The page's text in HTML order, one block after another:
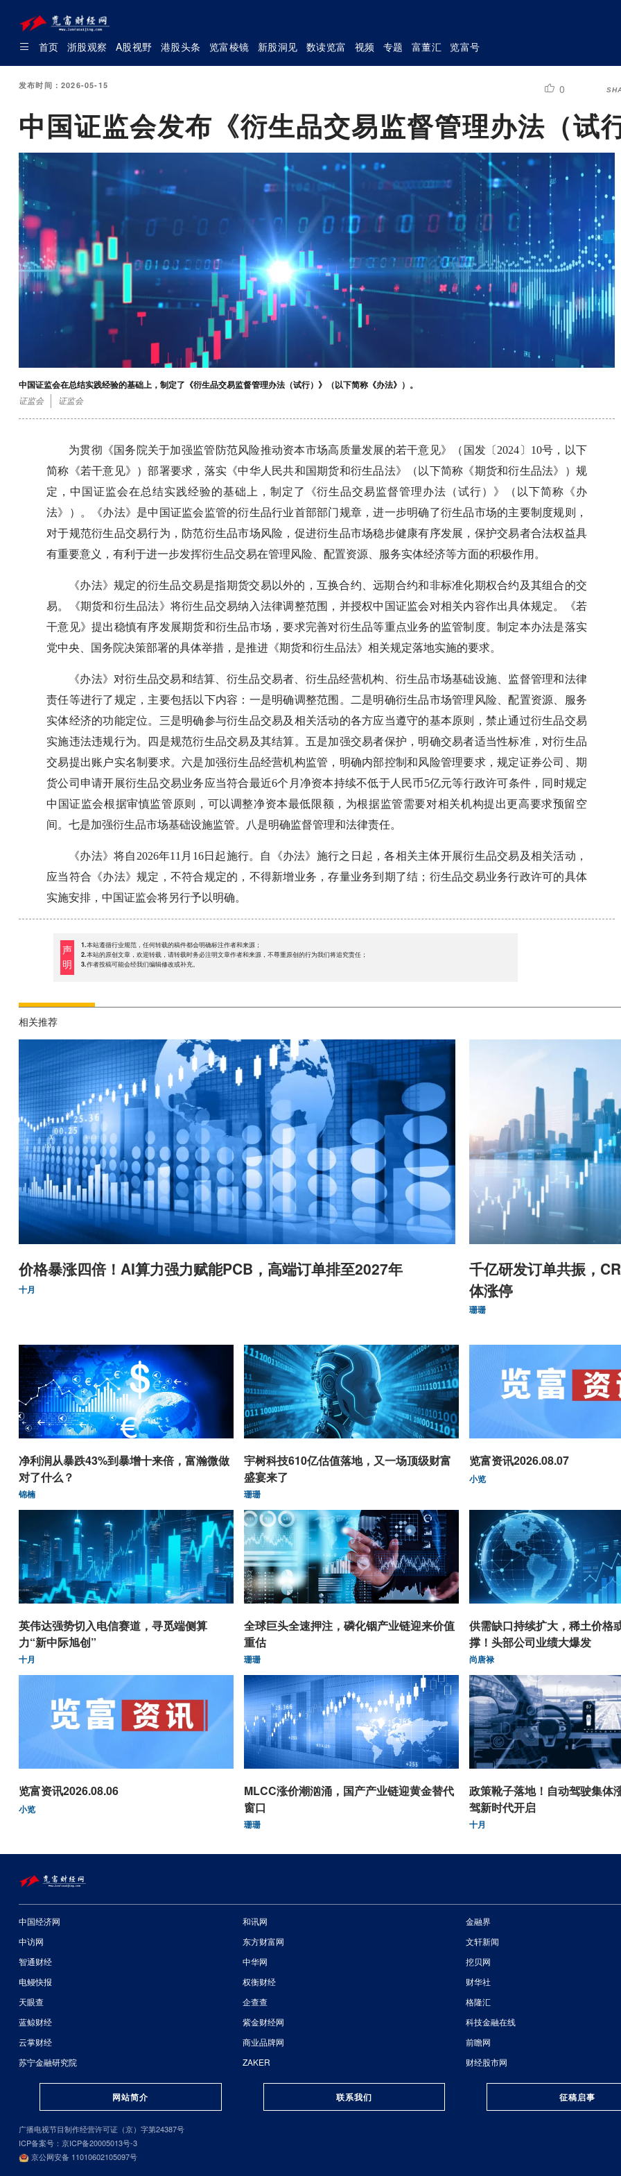
首页 浙股观察 A股视野 港股头条 览富棱镜 新股洞见 数读览富 视频 专题 富董汇 览富号
发布时间：2026-05-15 0
中国证监会发布《衍生品交易监督管理办法（试
中国证监会在总结实践经验的基础上，制定了《衍生品交易监督管理办法（试行）》（以下简称《办法》）。
证监会 证监会
为贯彻《国务院关于加强监管防范风险推动资本市场高质量发展的若干意见》（国发〔2024〕10号，以下
简称《若干意见》）部署要求，落实《中华人民共和国期货和衍生品法》（以下简称《期货和衍生品法》）规
定，中国证监会在总结实践经验的基础上，制定了《衍生品交易监督管理办法（试行）》（以下简称《办
法》）。《办法》是中国证监会监管的衍生品行业首部部门规章，进一步明确了衍生品市场的主要制度规则，
对于规范衍生品交易行为，防范衍生品市场风险，促进衍生品市场稳步健康有序发展，保护交易者合法权益具
有重要意义，有利于进一步发挥衍生品交易在管理风险、配置资源、服务实体经济等方面的积极作用。
《办法》规定的衍生品交易是指期货交易以外的，互换合约、远期合约和非标准化期权合约及其组合的交
易。《期货和衍生品法》将衍生品交易纳入法律调整范围，并授权中国证监会对相关内容作出具体规定。《若
干意见》提出稳慎有序发展期货和衍生品市场，要求完善对衍生品等重点业务的监管制度。制定本办法是落实
党中央、国务院决策部署的具体举措，是推进《期货和衍生品法》相关规定落地实施的要求。
《办法》对衍生品交易和结算、衍生品交易者、衍生品经营机构、衍生品市场基础设施、监督管理和法律
责任等进行了规定，主要包括以下内容：一是明确调整范围。二是明确衍生品市场管理风险、配置资源、服务
实体经济的功能定位。三是明确参与衍生品交易及相关活动的各方应当遵守的基本原则，禁止通过衍生品交易
实施违法违规行为。四是规范衍生品交易及其结算。五是加强交易者保护，明确交易者适当性标准，对衍生品
交易提出账户实名制要求。六是加强衍生品经营机构监管，明确内部控制和风险管理要求，规定证券公司、期
货公司申请开展衍生品交易业务应当符合最近6个月净资本持续不低于人民币5亿元等行政许可条件，同时规定
中国证监会根据审慎监管原则，可以调整净资本最低限额，为根据监管需要对相关机构提出更高要求预留空
间。七是加强衍生品市场基础设施监管。八是明确监督管理和法律责任。
《办法》将自2026年11月16日起施行。自《办法》施行之日起，各相关主体开展衍生品交易及相关活动，
应当符合《办法》规定，不符合规定的，不得新增业务，存量业务到期了结；衍生品交易业务行政许可的具体
实施安排，中国证监会将另行予以明确。
声
明
1.本站遵循行业规范，任何转载的稿件都会明确标注作者和来源；
2.本站的原创文章，欢迎转载，请转载时务必注明文章作者和来源，不尊重原创的行为我们将追究责任；
3.作者投稿可能会经我们编辑修改或补充。
相关推荐
价格暴涨四倍！AI算力强力赋能PCB，高端订单排至2027年
十月
千亿研发订单共振，
体涨停
珊珊
净利润从暴跌43%到暴增十来倍，富瀚微做
对了什么？
锦楠
宇树科技610亿估值落地，又一场顶级财富
盛宴来了
珊珊
览富资讯2026.08.07
小览
英伟达强势切入电信赛道，寻觅端侧算
力“新中际旭创”
十月
全球巨头全速押注，磷化铟产业链迎来价值
重估
珊珊
供需缺口持续扩大，稀土价格
撑！头部公司业绩大爆发
尚唐禄
览富资讯2026.08.06
小览
MLCC涨价潮汹涌，国产产业链迎黄金替代
窗口
珊珊
政策靴子落地！自动驾驶集体
驾新时代开启
十月
中国经济网 和讯网
金融界
中访网
东方财富网
文轩新闻
智通财经
中华网
挖贝网
电鳗快报
权衡财经
财华社
天眼查
企查查
格隆汇
蓝鲸财经
紫金财经网
科技金融在线
云掌财经
商业品牌网
前瞻网
苏宁金融研究院
ZAKER 财经股市网
网站简介 联系我们 征稿启事
广播电视节目制作经营许可证（京）字第24387号
ICP备案号：京ICP备20005013号-3
京公网安备 11010602105097号